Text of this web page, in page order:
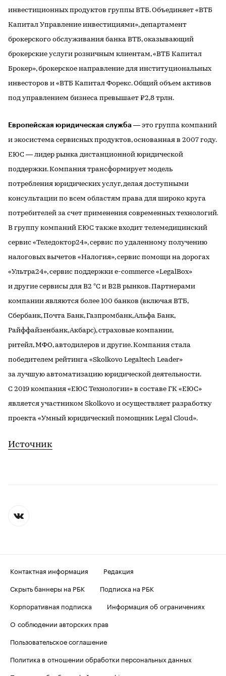
инвестиционных продуктов группы ВТБ. Объединяет «ВТБ
Капитал Управление инвестициями», департамент
брокерского обслуживания банка ВТБ, оказывающий
брокерские услуги розничным клиентам, «ВТБ Капитал
Брокер», брокерское направление для институциональных
инвесторов и «ВТБ Капитал Форекс. Общий объем активов
под управлением бизнеса превышает ₽2,8 трлн.
Европейская юридическая служба — это группа компаний
и экосистема сервисных продуктов, основанная в 2007 году.
ЕЮС — лидер рынка дистанционной юридической
поддержки. Компания трансформирует модель
потребления юридических услуг, делая доступными
консультации по всем областям права для широко круга
потребителей за счет применения современных технологий.
В группу компаний ЕЮС также входит телемедицинский
сервис «Теледоктор24», сервис по удаленному получению
налоговых вычетов «Налогия», сервис помощи на дорогах
«Ультра24», сервис поддержки e-commerce «LegalBox»
и другие сервисы для B2 °C и B2B рынков. Партнерами
компании являются более 100 банков (включая ВТБ,
Сбербанк, Почта Банк, Газпромбанк, Альфа Банк,
Райффайзенбанк, Акбарс), страховые компании,
ритейл, МФО, автодилеров и другие. Компания стала
победителем рейтинга «Skolkovo Legaltech Leader»
за лучшую автоматизацию юридической деятельности.
С 2019 компания «ЕЮС Технологии» в составе ГК «ЕЮС»
является участником Skolkovo и осуществляет разработку
проекта «Умный юридический помощник Legal Cloud».
Источник
Контактная информация
Редакция
Скрыть баннеры на РБК
Подписка на РБК
Корпоративная подписка
Информация об ограничениях
О соблюдении авторских прав
Пользовательское соглашение
Политика в отношении обработки персональных данных